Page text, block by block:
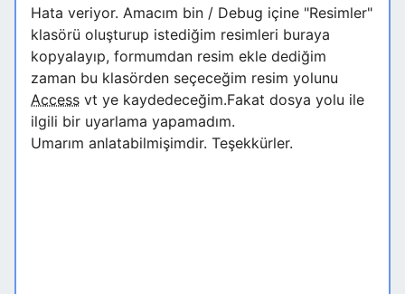
Hata veriyor. Amacım bin / Debug içine "Resimler"
klasörü oluşturup istediğim resimleri buraya
kopyalayıp, formumdan resim ekle dediğim
zaman bu klasörden seçeceğim resim yolunu
Access vt ye kaydedeceğim.Fakat dosya yolu ile
ilgili bir uyarlama yapamadım.
Umarım anlatabilmişimdir. Teşekkürler.